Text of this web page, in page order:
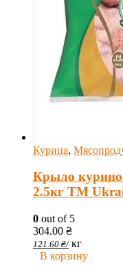
Курица,
Крыло
2.5кг ТМ
0 out of 5
304.00 ₴
121.60 ₴/ кг
В корзину